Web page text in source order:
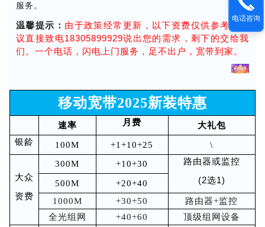
服务。
温馨提示： 由于政策经常更新，以下资费仅供参考，建
议直接致电18305899929说出您的需求，剩下的交给我
们。一个电话，闪电上门服务，足不出户，宽带到家。
移动宽带2025新装特惠
速率 月费 大礼包
银龄 100M +1+10+25 \
大众
资费
300M +10+30 路由器或监控
(2选1)
500M
+20+40
1000M
+30+50
路由器+监控
全光组网
+40+60 顶级组网设备
电话咨询